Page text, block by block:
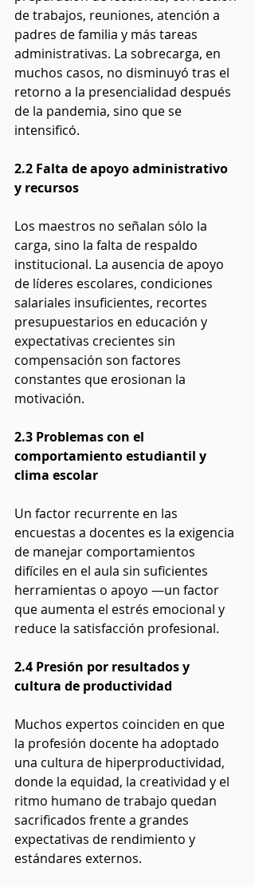
de trabajos, reuniones, atención a
padres de familia y más tareas
administrativas. La sobrecarga, en
muchos casos, no disminuyó tras el
retorno a la presencialidad después
de la pandemia, sino que se
intensificó.
2.2 Falta de apoyo administrativo
y recursos
Los maestros no señalan sólo la
carga, sino la falta de respaldo
institucional. La ausencia de apoyo
de líderes escolares, condiciones
salariales insuficientes, recortes
presupuestarios en educación y
expectativas crecientes sin
compensación son factores
constantes que erosionan la
motivación.
2.3 Problemas con el
comportamiento estudiantil y
clima escolar
Un factor recurrente en las
encuestas a docentes es la exigencia
de manejar comportamientos
difíciles en el aula sin suficientes
herramientas o apoyo —un factor
que aumenta el estrés emocional y
reduce la satisfacción profesional.
2.4 Presión por resultados y
cultura de productividad
Muchos expertos coinciden en que
la profesión docente ha adoptado
una cultura de hiperproductividad,
donde la equidad, la creatividad y el
ritmo humano de trabajo quedan
sacrificados frente a grandes
expectativas de rendimiento y
estándares externos.